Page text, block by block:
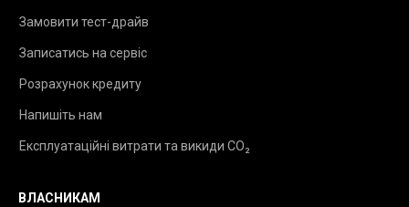
Замовити тест-драйв
Записатись на сервіс
Розрахунок кредиту
Напишіть нам
Експлуатаційні витрати та викиди CO₂
ВЛАСНИКАМ